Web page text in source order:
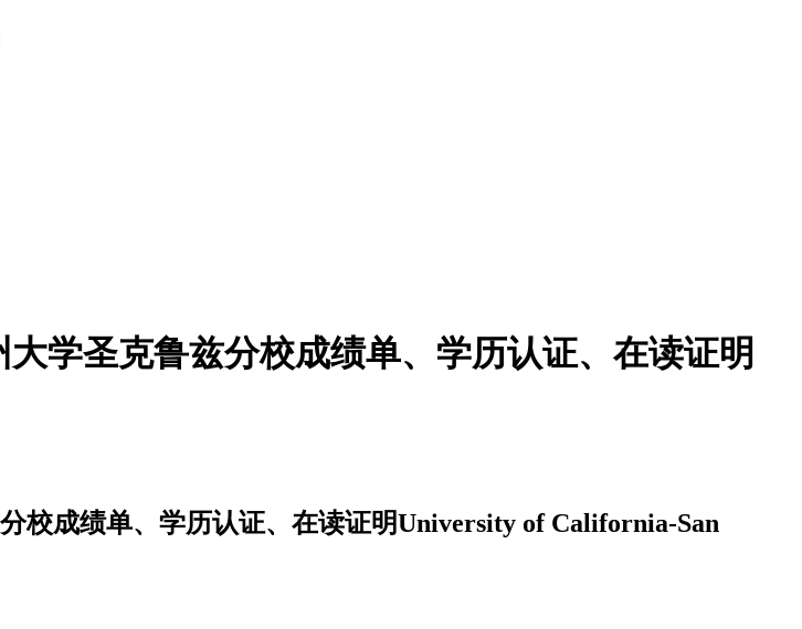
学圣克鲁兹分校成绩单、学历认证、在读证明
校成绩单、学历认证、在读证明University of California-San